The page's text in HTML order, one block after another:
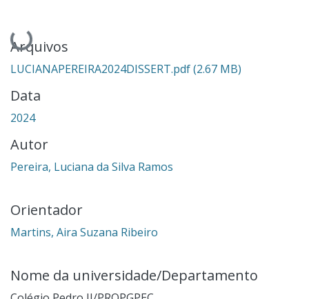
Carregando...
Arquivos
LUCIANAPEREIRA2024DISSERT.pdf(2.67 MB)
Data
2024
Autor
Pereira, Luciana da Silva Ramos
Orientador
Martins, Aira Suzana Ribeiro
Nome da universidade/Departamento